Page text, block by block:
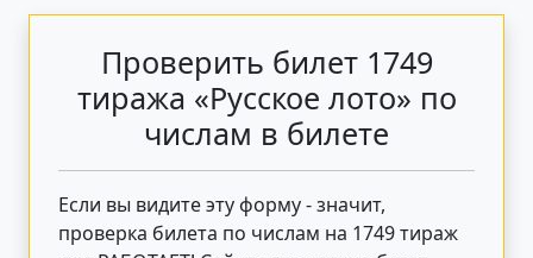
Проверить билет 1749
тиража «Русское лото» по
числам в билете
Если вы видите эту форму - значит,
проверка билета по числам на 1749 тираж